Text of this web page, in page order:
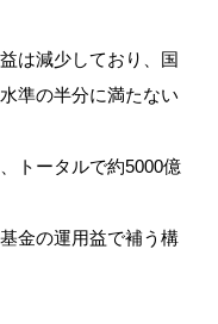
は減少しており、国
準の半分に満たない
トータルで約5000億
金の運用益で補う構